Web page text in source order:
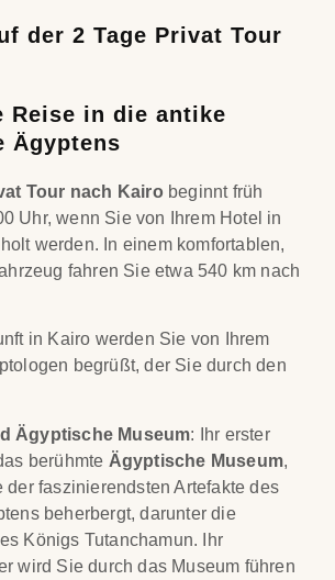
der 2 Tage Privat Tour
Reise in die antike
Ägyptens
Tour nach Kairo beginnt früh
Uhr, wenn Sie von Ihrem Hotel in
werden. In einem komfortablen,
fahren Sie etwa 540 km nach
in Kairo werden Sie von Ihrem
begrüßt, der Sie durch den
Ägyptische Museum: Ihr erster
berühmte Ägyptische Museum,
der faszinierendsten Artefakte des
beherbergt, darunter die
Königs Tutanchamun. Ihr
wird Sie durch das Museum führen